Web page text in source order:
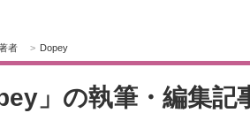
ビジネスと働き方のヒント AI活用の
者 > Dopey
」の執筆・編集記